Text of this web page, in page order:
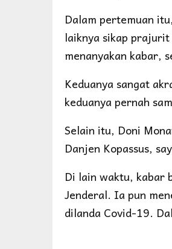
Dalam pertemuan
laiknya sikap
menanyakan kabar,
Keduanya sangat
keduanya pernah
Selain itu, Doni
Danjen Kopassus,
Di lain waktu, kabar
Jenderal. Ia pun
dilanda Covid-19.